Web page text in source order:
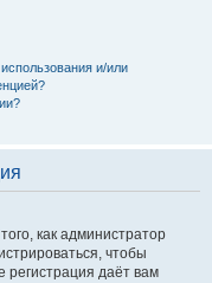
и/или
как администратор
чтобы
даёт вам